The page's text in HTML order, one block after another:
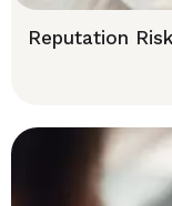
Reputation